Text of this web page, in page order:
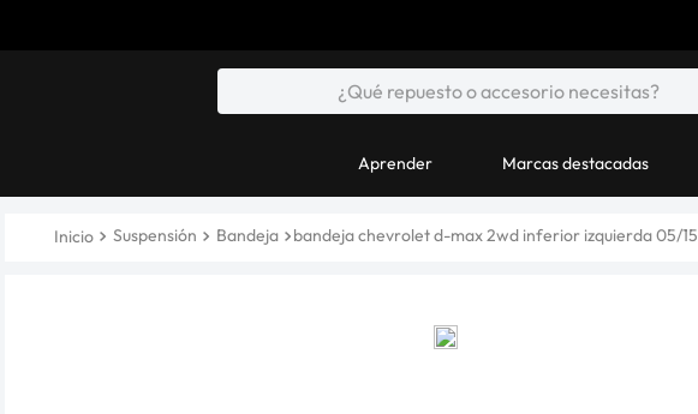
Aprender Marcas destacadas
Suspensión Bandeja bandeja chevrolet d-max 2wd inferior izquierda 05/15